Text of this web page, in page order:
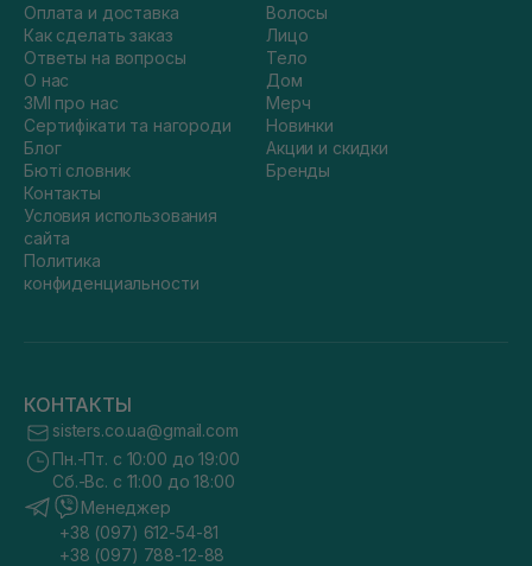
Оплата и доставка
Как сделать заказ
Ответы на вопросы
О нас
ЗМІ про нас
Сертифікати та нагороди
Блог
Бюті словник
Контакты
Условия использования
сайта
Политика
конфиденциальности
Волосы
Лицо
Тело
Дом
Мерч
Новинки
Акции и скидки
Бренды
КОНТАКТЫ
sisters.co.ua@gmail.com
Пн.-Пт. с 10:00 до 19:00
Сб.-Вс. с 11:00 до 18:00
Менеджер
+38 (097) 612-54-81
+38 (097) 788-12-88